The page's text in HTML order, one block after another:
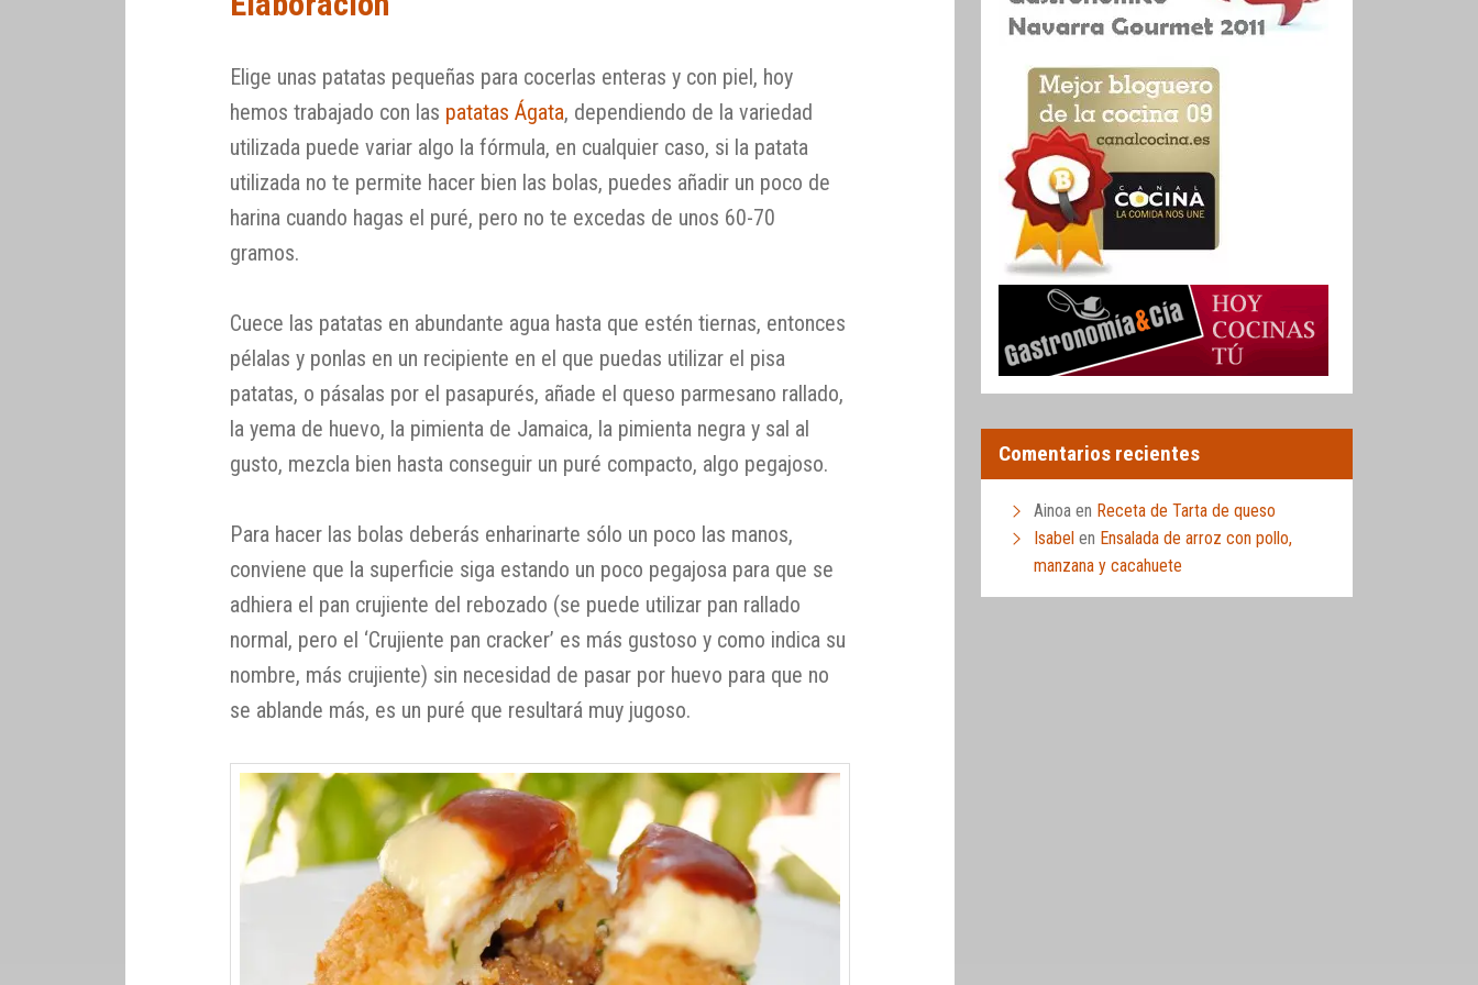
Elige unas patatas pequeñas para cocerlas enteras y con piel, hoy
hemos trabajado con las patatas Ágata, dependiendo de la variedad
utilizada puede variar algo la fórmula, en cualquier caso, si la patata
utilizada no te permite hacer bien las bolas, puedes añadir un poco de
harina cuando hagas el puré, pero no te excedas de unos 60-70
gramos.
Cuece las patatas en abundante agua hasta que estén tiernas, entonces
pélalas y ponlas en un recipiente en el que puedas utilizar el pisa
patatas, o pásalas por el pasapurés, añade el queso parmesano rallado,
la yema de huevo, la pimienta de Jamaica, la pimienta negra y sal al
gusto, mezcla bien hasta conseguir un puré compacto, algo pegajoso.
Para hacer las bolas deberás enharinarte sólo un poco las manos,
conviene que la superficie siga estando un poco pegajosa para que se
adhiera el pan crujiente del rebozado (se puede utilizar pan rallado
normal, pero el ‘Crujiente pan cracker’ es más gustoso y como indica su
nombre, más crujiente) sin necesidad de pasar por huevo para que no
se ablande más, es un puré que resultará muy jugoso.
Comentarios recientes
Ainoa en Receta de Tarta de queso
Isabel en Ensalada de arroz con pollo,
manzana y cacahuete